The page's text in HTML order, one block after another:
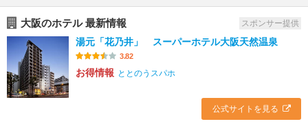
大阪のホテル 最新情報 スポンサー提供
湯元「花乃井」 スーパーホテル大阪天然温泉
3.82
お得情報 ととのうスパホ
公式サイトを見る